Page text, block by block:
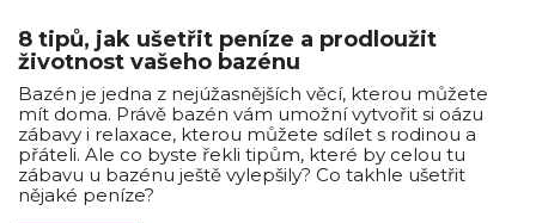
8 tipů, jak ušetřit peníze a prodloužit
životnost vašeho bazénu
Bazén je jedna z nejúžasnějších věcí, kterou můžete
mít doma. Právě bazén vám umožní vytvořit si oázu
zábavy i relaxace, kterou můžete sdílet s rodinou a
přáteli. Ale co byste řekli tipům, které by celou tu
zábavu u bazénu ještě vylepšily? Co takhle ušetřit
nějaké peníze?